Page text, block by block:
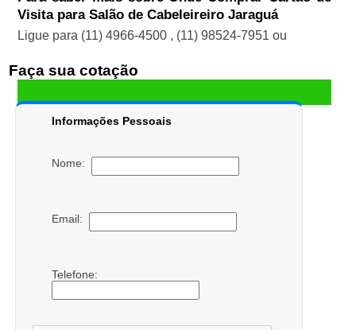
Visita para Salão de Cabeleireiro Jaraguá
Ligue para (11) 4966-4500 , (11) 98524-7951 ou
Faça sua cotação
Informações Pessoais
Nome:
Email:
Telefone: